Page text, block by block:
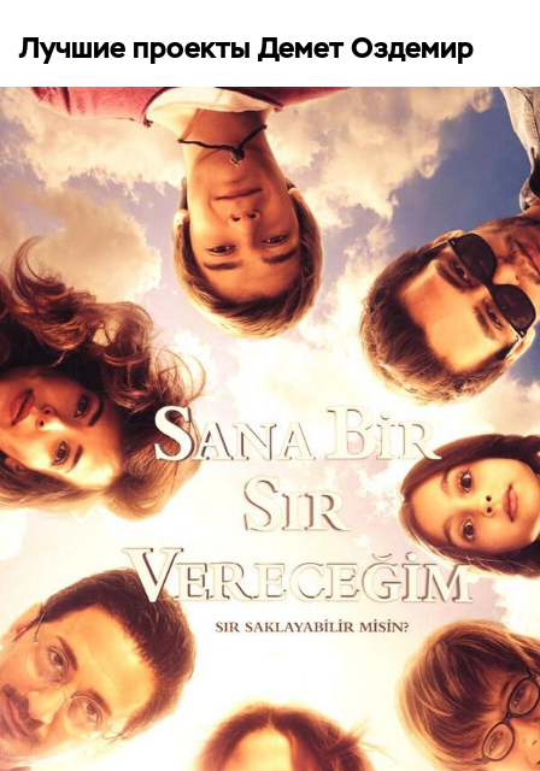
Лучшие проекты Демет Оздемир